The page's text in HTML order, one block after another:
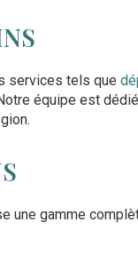
services tels que
équipe est
une gamme